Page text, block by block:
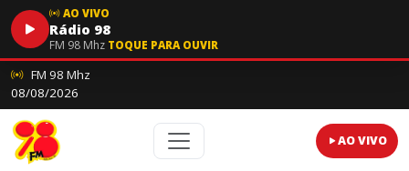
AO VIVO
Rádio 98
FM 98 Mhz TOQUE PARA OUVIR
FM 98 Mhz
08/08/2026
AO VIVO